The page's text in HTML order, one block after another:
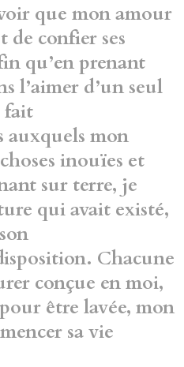
que mon amour
de confier ses
qu’en prenant
l’aimer d’un seul
fait
auxquels mon
inouïes et
sur terre, je
qui avait existé,
Chacune
conçue en moi,
être lavée, mon
sa vie